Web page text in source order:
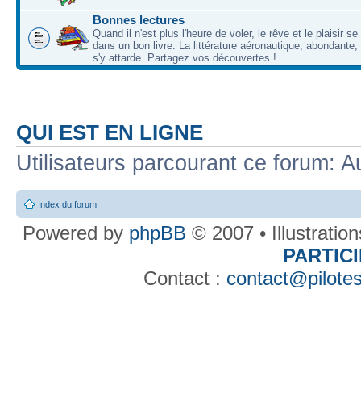
Bonnes lectures
Quand il n'est plus l'heure de voler, le rêve et le plaisir se
dans un bon livre. La littérature aéronautique, abondante,
s'y attarde. Partagez vos découvertes !
QUI EST EN LIGNE
Utilisateurs parcourant ce forum:
Index du forum
Powered by phpBB © 2007 •
Contact :